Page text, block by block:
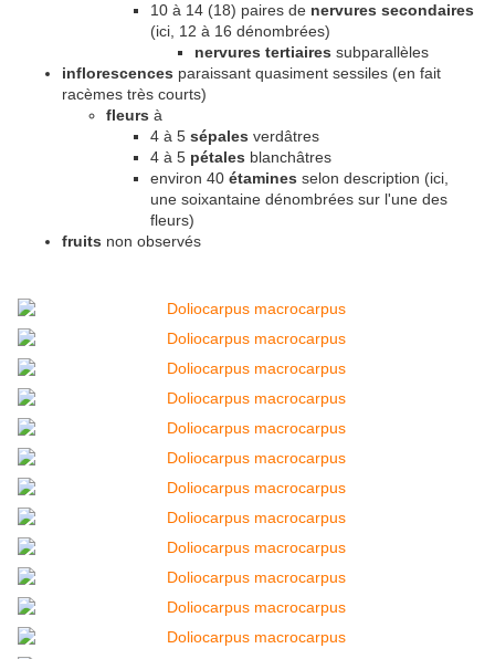
10 à 14 (18) paires de nervures secondaires
(ici, 12 à 16 dénombrées)
nervures tertiaires subparallèles
inflorescences paraissant quasiment sessiles (en fait
racèmes très courts)
fleurs à
4 à 5 sépales verdâtres
4 à 5 pétales blanchâtres
environ 40 étamines selon description (ici,
une soixantaine dénombrées sur l'une des
fleurs)
fruits non observés